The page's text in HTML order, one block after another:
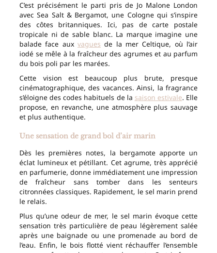
C’est précisément le parti pris de Jo Malone London
avec Sea Salt & Bergamot, une Cologne qui s’inspire
des côtes britanniques. Ici, pas de carte postale
tropicale ni de sable blanc. La marque imagine une
balade face aux vagues de la mer Celtique, où l’air
iodé se mêle à la fraîcheur des agrumes et au parfum
du bois poli par les marées.
Cette vision est beaucoup plus brute, presque
cinématographique, des vacances. Ainsi, la fragrance
s’éloigne des codes habituels de la saison estivale. Elle
propose, en revanche, une atmosphère plus sauvage
et plus authentique.
Une sensation de grand bol d’air marin
Dès les premières notes, la bergamote apporte un
éclat lumineux et pétillant. Cet agrume, très apprécié
en parfumerie, donne immédiatement une impression
de fraîcheur sans tomber dans les senteurs
citronnées classiques. Rapidement, le sel marin prend
le relais.
Plus qu’une odeur de mer, le sel marin évoque cette
sensation très particulière de peau légèrement salée
après une baignade ou une promenade au bord de
l’eau. Enfin, le bois flotté vient réchauffer l’ensemble